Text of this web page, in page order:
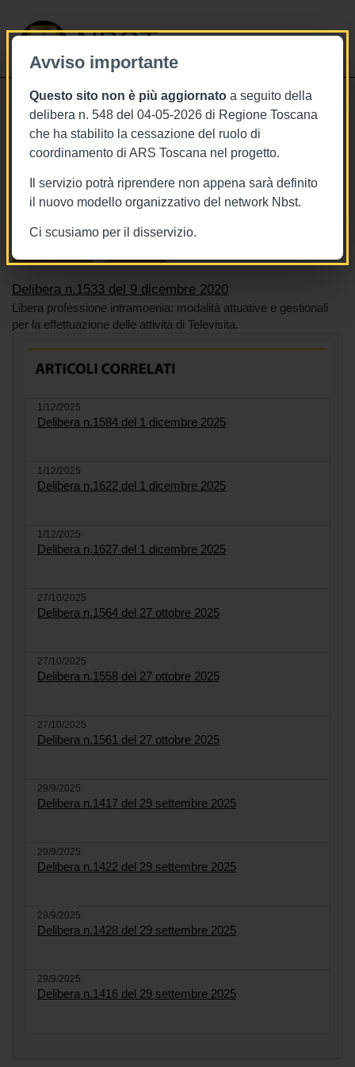
Avviso importante
Questo sito non è più aggiornato a seguito della
delibera n. 548 del 04-05-2026 di Regione Toscana
che ha stabilito la cessazione del ruolo di
coordinamento di ARS Toscana nel progetto.
Il servizio potrà riprendere non appena sarà definito
il nuovo modello organizzativo del network Nbst.
Ci scusiamo per il disservizio.
NBST
9/12/2020
Delibera n.1533 del 9 dicembre 2020
Tags Toscana
BURT Bollettino della regione toscana
Sistema sanitario
Delibera n.1533 del 9 dicembre 2020
Libera professione intramoenia: modalità attuative e gestionali
per la effettuazione delle attività di Televisita.
1/12/2025
Delibera n.1584 del 1 dicembre 2025
1/12/2025
Delibera n.1622 del 1 dicembre 2025
1/12/2025
Delibera n.1627 del 1 dicembre 2025
27/10/2025
Delibera n.1564 del 27 ottobre 2025
27/10/2025
Delibera n.1558 del 27 ottobre 2025
27/10/2025
Delibera n.1561 del 27 ottobre 2025
29/9/2025
Delibera n.1417 del 29 settembre 2025
29/9/2025
Delibera n.1422 del 29 settembre 2025
29/9/2025
Delibera n.1428 del 29 settembre 2025
29/9/2025
Delibera n.1416 del 29 settembre 2025